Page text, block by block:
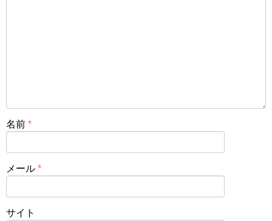
名前 *
メール *
サイト